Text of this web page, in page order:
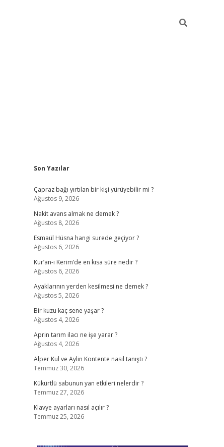
Sidebar
Son Yazılar
Çapraz bağı yırtılan bir kişi yürüyebilir mi ?
Ağustos 9, 2026
Nakit avans almak ne demek ?
Ağustos 8, 2026
Esmaül Hüsna hangi surede geçiyor ?
Ağustos 6, 2026
Kur’an-ı Kerim’de en kısa süre nedir ?
Ağustos 6, 2026
Ayaklarının yerden kesilmesi ne demek ?
Ağustos 5, 2026
Bir kuzu kaç sene yaşar ?
Ağustos 4, 2026
Aprin tarım ilacı ne işe yarar ?
Ağustos 4, 2026
Alper Kul ve Aylin Kontente nasıl tanıştı ?
Temmuz 30, 2026
Kükürtlü sabunun yan etkileri nelerdir ?
Temmuz 27, 2026
Klavye ayarları nasıl açılır ?
Temmuz 25, 2026